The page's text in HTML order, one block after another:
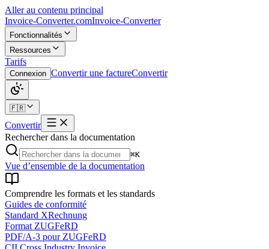
Aller au contenu principal
Invoice-Converter.comInvoice-Converter
Fonctionnalités
Ressources
Tarifs
Connexion Convertir une factureConvertir
🇫🇷
Convertir
Rechercher dans la documentation
⌘K
Vue d’ensemble de la documentation
Comprendre les formats et les standards
Guides de conformité
Standard XRechnung
Format ZUGFeRD
PDF/A-3 pour ZUGFeRD